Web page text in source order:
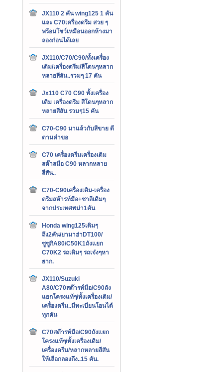
JX110 2 คัน wing125 1 คัน
และ C70เครื่องดรีม สวย ๆ
พร้อมโชว์เหมือนออกห้างมา
ลองก่อนได้เลย
JX110/C70/C90/ทั้งเครื่อง
เดิม/เครื่องดรีม/สีโดนๆหลาก
หลายสีสัน..รวมๆ 17 คัน
Jx110 C70 C90 ทั้งเครื่อง
เดิม เครื่องดรีม สีโดนๆหลาก
หลายสีสัน รวมๆ15 คัน
C70-C90 มาแล้วกับสีขาย ดี
ตามคำขอ
C70 เครื่องดรีมเครื่องเดิม
สต๊าสมือ C90 หลากหลาย
สีสัน..
C70-C90เครื่องเดิม-เครื่อง
ดรีมสต๊ารท์มือ+ชาลีเดิมๆ
จากประเทศพม่า1คัน
Honda wing125เดิมๆ
ถึง2คัน/ยามาฮ่าDT100/
ซูซูกิA80/C50K1ถังแยก
C70K2 รถเดิมๆ รถเจ๋งๆหา
ยาก.
JX110/Suzuki
A80/C70สต๊ารท์มือ/C90ถัง
แยกโครงแท้ๆ/ทั้งเครื่องเดิม/
เครื่องดรีม..มีทะเบียนโอนได้
ทุกคัน
C70สต๊ารท์มือ/C90ถังแยก
โครงแท้ๆ/ทั้งเครื่องเดิม/
เครื่องดรีม/หลากหลายสีสัน
ให้เลือกลองถึง..15 คัน.